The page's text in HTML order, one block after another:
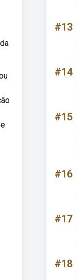
#13
#14
#15
#16
#17
#18